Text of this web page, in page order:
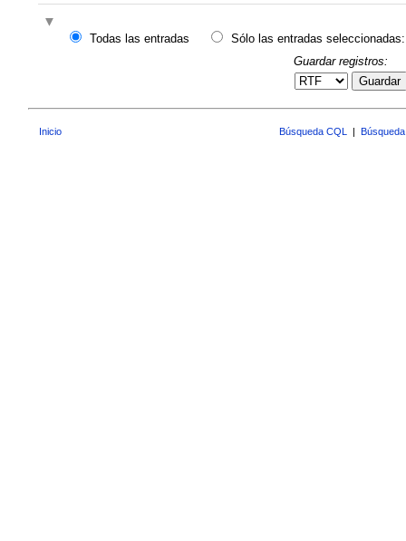
Todas las entradas
Sólo las entradas seleccionadas:
Guardar registros:
Guardar
Inicio Búsqueda CQL